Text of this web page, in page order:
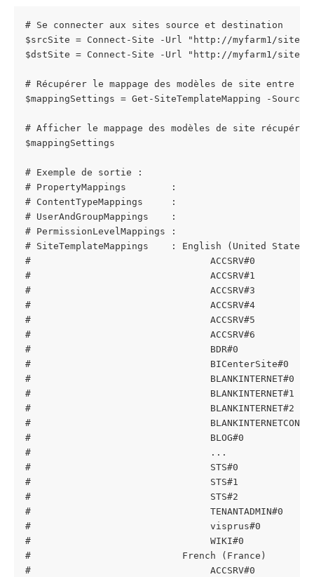
# Se connecter aux sites source et destination
$srcSite = Connect-Site -Url "http://myfarm1/sites/
$dstSite = Connect-Site -Url "http://myfarm1/sites/
# Récupérer le mappage des modèles de site entre
$mappingSettings = Get-SiteTemplateMapping -
# Afficher le mappage des modèles de site récupéré
$mappingSettings
# Exemple de sortie :
# PropertyMappings        :
# ContentTypeMappings     :
# UserAndGroupMappings    :
# PermissionLevelMappings :
# SiteTemplateMappings    : English (United States)
#                                ACCSRV#0                 -
#                                ACCSRV#1
#                                ACCSRV#3
#                                ACCSRV#4
#                                ACCSRV#5
#                                ACCSRV#6
#                                BDR#0
#                                BICenterSite#0
#                                BLANKINTERNET#0
#                                BLANKINTERNET#1
#                                BLANKINTERNET#2
#
#                                BLOG#0
#                                ...
#                                STS#0
#                                STS#1
#                                STS#2
#                                TENANTADMIN#0
#                                visprus#0
#                                WIKI#0
#                           French (France)
#                                ACCSRV#0                 -